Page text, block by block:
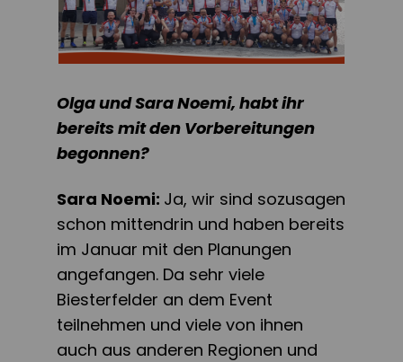
Olga und Sara Noemi, habt ihr
bereits mit den Vorbereitungen
begonnen?
Sara Noemi: Ja, wir sind sozusagen
schon mittendrin und haben bereits
im Januar mit den Planungen
angefangen. Da sehr viele
Biesterfelder an dem Event
teilnehmen und viele von ihnen
auch aus anderen Regionen und